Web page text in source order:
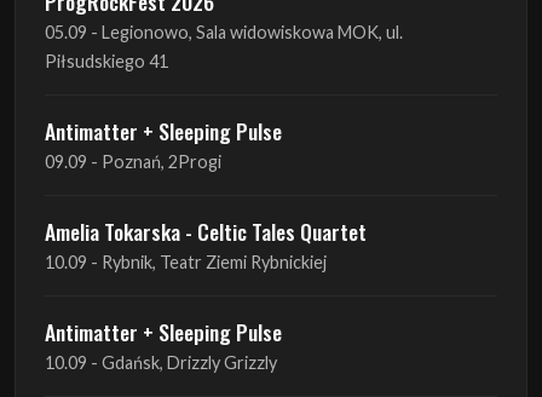
Antimatter + Sleeping Pulse
09.09 - Poznań, 2Progi
Amelia Tokarska - Celtic Tales Quartet
10.09 - Rybnik, Teatr Ziemi Rybnickiej
Antimatter + Sleeping Pulse
Antimatter + Sleeping Pulse
11.09 - Warszawa, VooDoo Club